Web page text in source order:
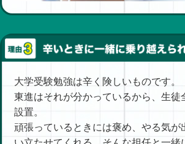
大学受験勉強は辛く険しいものです。
東進はそれが分かっているから、生徒
設置。
頑張っているときには褒め、やる気が